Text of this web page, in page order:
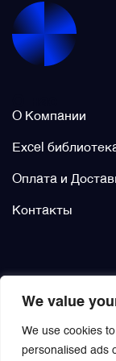
We value
We use cookies
personalised ads
О Компании
Excel
Оплата и
Контакты
Фильтры и